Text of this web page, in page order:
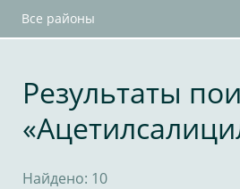
Все районы
Результаты
Найдено: 10